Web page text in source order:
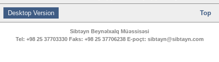
Desktop Version Top
Sibtəyn Beynəlxalq Müəssisəsi
Tel: +98 25 37703330 Faks: +98 25 37706238 E-poçt: sibtayn@sibtayn.com